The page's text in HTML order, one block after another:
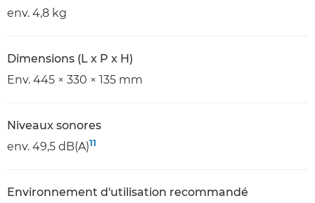
env. 4,8 kg
Dimensions (L x P x H)
Env. 445 × 330 × 135 mm
Niveaux sonores
env. 49,5 dB(A)11
Environnement d'utilisation recommandé